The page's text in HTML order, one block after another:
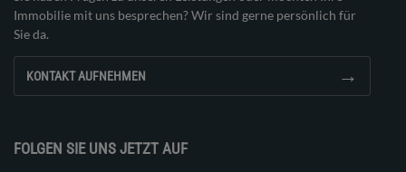
Immobilie mit uns besprechen? Wir sind gerne persönlich für
Sie da.
KONTAKT AUFNEHMEN →
FOLGEN SIE UNS JETZT AUF